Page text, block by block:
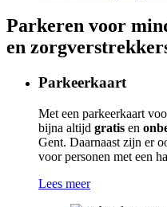
Parkeren voor
en
Parkeerkaart
Met een parkeerkaart
bijna altijd gratis en
Gent. Daarnaast zijn er
voor personen met een
Lees meer